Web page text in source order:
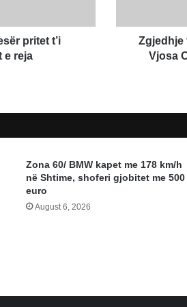
pritet t’i
e reja
në
Kuvend
amendamentet
Zgjedhje
Vjosa
Zona 60/ BMW kapet me 178 km/h
në Shtime, shoferi gjobitet me 500
euro
August 6, 2026